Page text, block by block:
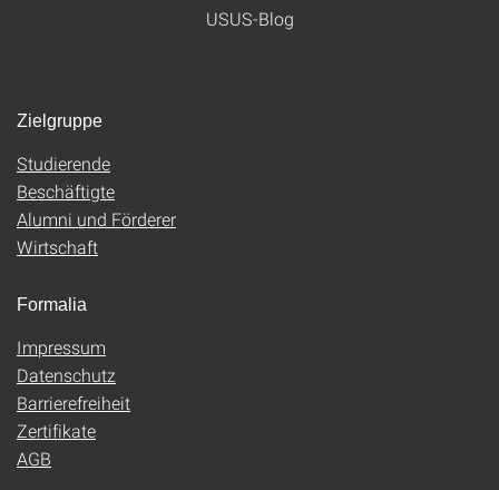
USUS-Blog
Zielgruppe
Studierende
Beschäftigte
Alumni und Förderer
Wirtschaft
Formalia
Impressum
Datenschutz
Barrierefreiheit
Zertifikate
AGB